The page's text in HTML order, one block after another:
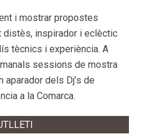
i mostrar propostes
distès, inspirador i eclèctic
tècnics i experiència. A
sessions de mostra
dels Dj’s de
a la Comarca.